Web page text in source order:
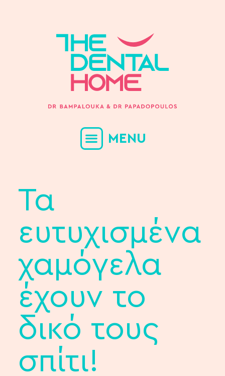
MENU
Τα
ευτυχισμένα
χαμόγελα
έχουν το
δικό τους
σπίτι!